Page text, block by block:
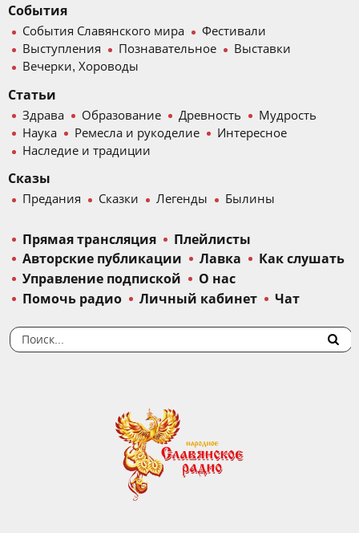
События
События Славянского мира
Фестивали
Выступления
Познавательное
Выставки
Вечерки, Хороводы
Статьи
Здрава Образование Древность
Мудрость
Наука
Ремесла и рукоделие
Интересное
Наследие и традиции
Сказы
Предания Сказки Легенды Былины
Прямая трансляция
Плейлисты
Авторские публикации
Лавка
Как слушать
Управление подпиской
О нас
Помочь радио
Личный кабинет Чат